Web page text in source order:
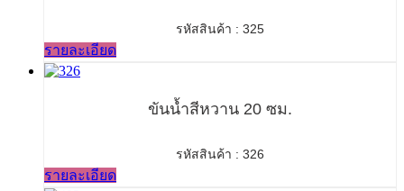
รหัสสินค้า : 325
รายละเอียด
ขันน้ำสีหวาน 20 ซม.
รหัสสินค้า : 326
รายละเอียด